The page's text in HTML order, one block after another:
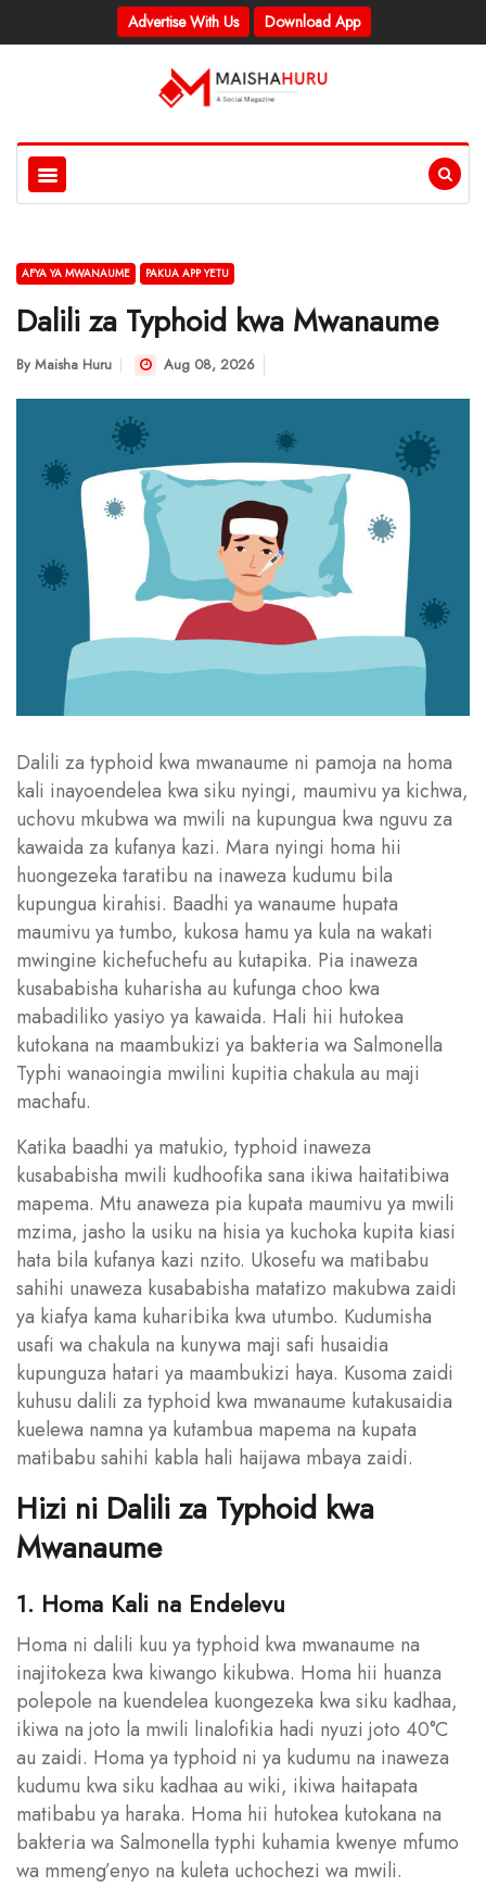
Advertise With Us Download App
AFYA YA MWANAUME PAKUA APP YETU
Dalili za Typhoid kwa Mwanaume
By Maisha Huru Aug 08, 2026
Dalili za typhoid kwa mwanaume ni pamoja na homa
kali inayoendelea kwa siku nyingi, maumivu ya kichwa,
uchovu mkubwa wa mwili na kupungua kwa nguvu za
kawaida za kufanya kazi. Mara nyingi homa hii
huongezeka taratibu na inaweza kudumu bila
kupungua kirahisi. Baadhi ya wanaume hupata
maumivu ya tumbo, kukosa hamu ya kula na wakati
mwingine kichefuchefu au kutapika. Pia inaweza
kusababisha kuharisha au kufunga choo kwa
mabadiliko yasiyo ya kawaida. Hali hii hutokea
kutokana na maambukizi ya bakteria wa Salmonella
Typhi wanaoingia mwilini kupitia chakula au maji
machafu.
Katika baadhi ya matukio, typhoid inaweza
kusababisha mwili kudhoofika sana ikiwa haitatibiwa
mapema. Mtu anaweza pia kupata maumivu ya mwili
mzima, jasho la usiku na hisia ya kuchoka kupita kiasi
hata bila kufanya kazi nzito. Ukosefu wa matibabu
sahihi unaweza kusababisha matatizo makubwa zaidi
ya kiafya kama kuharibika kwa utumbo. Kudumisha
usafi wa chakula na kunywa maji safi husaidia
kupunguza hatari ya maambukizi haya. Kusoma zaidi
kuhusu dalili za typhoid kwa mwanaume kutakusaidia
kuelewa namna ya kutambua mapema na kupata
matibabu sahihi kabla hali haijawa mbaya zaidi.
Hizi ni Dalili za Typhoid kwa
Mwanaume
1. Homa Kali na Endelevu
Homa ni dalili kuu ya typhoid kwa mwanaume na
inajitokeza kwa kiwango kikubwa. Homa hii huanza
polepole na kuendelea kuongezeka kwa siku kadhaa,
ikiwa na joto la mwili linalofikia hadi nyuzi joto 40°C
au zaidi. Homa ya typhoid ni ya kudumu na inaweza
kudumu kwa siku kadhaa au wiki, ikiwa haitapata
matibabu ya haraka. Homa hii hutokea kutokana na
bakteria wa Salmonella typhi kuhamia kwenye mfumo
wa mmeng’enyo na kuleta uchochezi wa mwili.